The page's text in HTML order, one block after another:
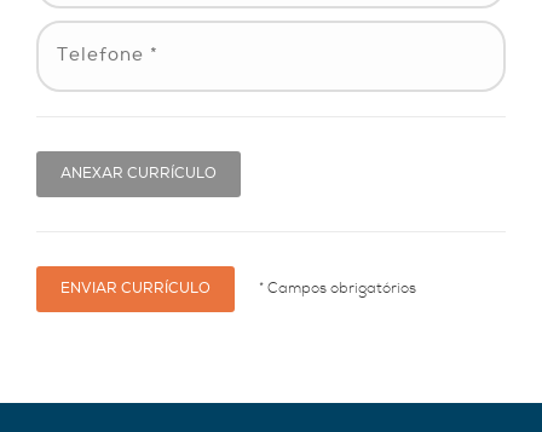
ANEXAR CURRÍCULO
* Campos obrigatórios